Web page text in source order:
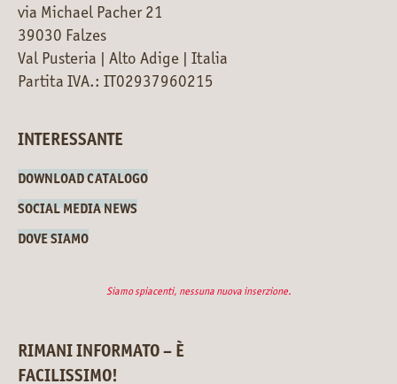
via Michael Pacher 21
39030 Falzes
Val Pusteria | Alto Adige | Italia
Partita IVA.: IT02937960215
INTERESSANTE
DOWNLOAD CATALOGO
SOCIAL MEDIA NEWS
DOVE SIAMO
Siamo spiacenti, nessuna nuova inserzione.
RIMANI INFORMATO – È
FACILISSIMO!